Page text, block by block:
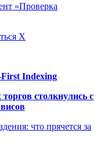
«Проверка
X
First Indexing
столкнулись с
что прячется за